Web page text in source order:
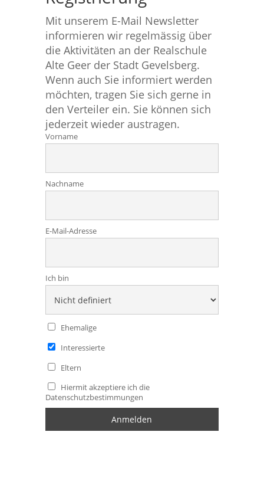
Mit unserem E-Mail Newsletter
informieren wir regelmässig über
die Aktivitäten an der Realschule
Alte Geer der Stadt Gevelsberg.
Wenn auch Sie informiert werden
möchten, tragen Sie sich gerne in
den Verteiler ein. Sie können sich
jederzeit wieder austragen.
Vorname
Nachname
E-Mail-Adresse
Ich bin
Ehemalige
Interessierte
Eltern
Hiermit akzeptiere ich die
Datenschutzbestimmungen